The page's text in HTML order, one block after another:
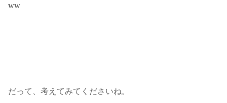
ww
だって、考えてみてくださいね。